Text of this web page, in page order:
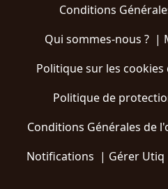
Conditions
Qui sommes-nous ?|
Politique sur les
Politique de
Conditions Générales de
Notifications | Gérer Utiq